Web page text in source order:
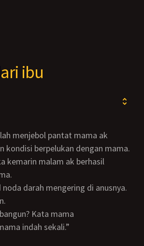
ibu
kondisi berpelukan dengan mama.
kemarin malam ak berhasil
noda darah mengering di anusnya.
Kata mama
indah sekali.”